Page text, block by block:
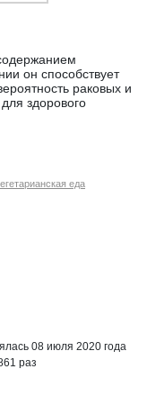
он способствует
раковых и
здорового
еда
08 июля 2020 года
раз